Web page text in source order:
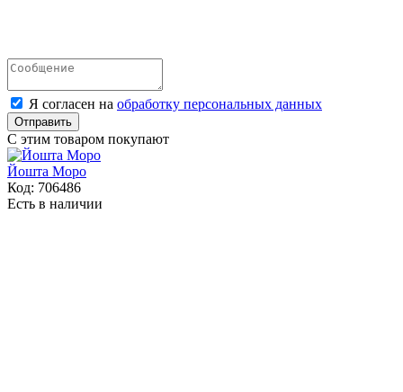
Я согласен на обработку персональных данных
Отправить
С этим товаром покупают
Йошта Моро
Код: 706486
Есть в наличии